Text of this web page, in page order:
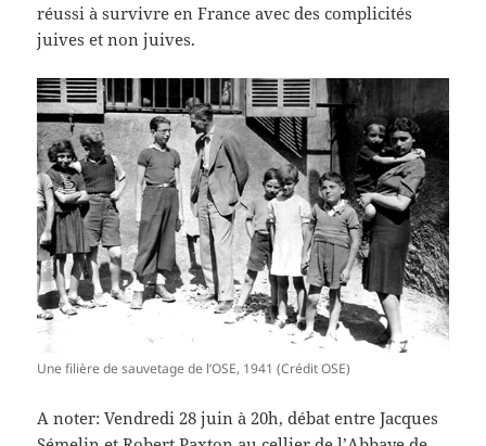
réussi à survivre en France avec des complicités
juives et non juives.
Une filière de sauvetage de l’OSE, 1941 (Crédit OSE)
A noter: Vendredi 28 juin à 20h, débat entre Jacques